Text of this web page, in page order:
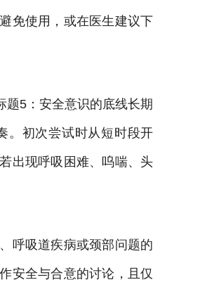
免使用，或在医生建议下
题5：安全意识的底线长期
。初次尝试时从短时段开
出现呼吸困难、呜喘、头
呼吸道疾病或颈部问题的
安全与合意的讨论，且仅